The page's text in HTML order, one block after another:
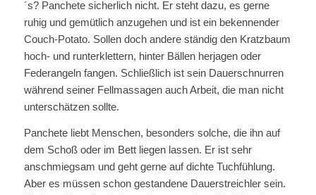
´s? Panchete sicherlich nicht. Er steht dazu, es gerne
ruhig und gemütlich anzugehen und ist ein bekennender
Couch-Potato. Sollen doch andere ständig den Kratzbaum
hoch- und runterklettern, hinter Bällen herjagen oder
Federangeln fangen. Schließlich ist sein Dauerschnurren
während seiner Fellmassagen auch Arbeit, die man nicht
unterschätzen sollte.
Panchete liebt Menschen, besonders solche, die ihn auf
dem Schoß oder im Bett liegen lassen. Er ist sehr
anschmiegsam und geht gerne auf dichte Tuchfühlung.
Aber es müssen schon gestandene Dauerstreichler sein.